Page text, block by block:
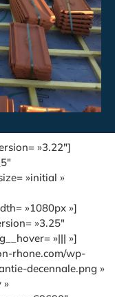
»3.22″]
»initial »
»1080px »]
»3.25″
»||| »]
rhone.com/wp-
decennale.png »
»